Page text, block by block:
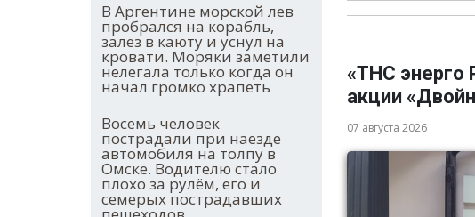
В Аргентине морской лев
пробрался на корабль,
залез в каюту и уснул на
кровати. Моряки заметили
нелегала только когда он
начал громко храпеть
Восемь человек
пострадали при наезде
автомобиля на толпу в
Омске. Водителю стало
плохо за рулём, его и
семерых пострадавших
«ТНС энерго
акции
07 августа 2026